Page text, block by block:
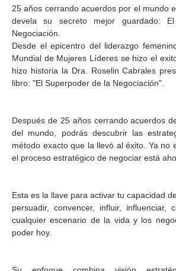
25 años cerrando acuerdos por el mundo
devela su secreto mejor guardado:
Negociación.
Desde el epicentro del liderazgo
Mundial de Mujeres Líderes se hizo el
hizo historia la Dra. Roselin Cabrales
libro: "El Superpoder de la Negociación".
Después de 25 años cerrando acuerdos
del mundo, podrás descubrir las
método exacto que la llevó al éxito. Ya no
el proceso estratégico de negociar está
Esta es la llave para activar tu capacidad
persuadir, convencer, influir, influenciar,
cualquier escenario de la vida y los
poder hoy.